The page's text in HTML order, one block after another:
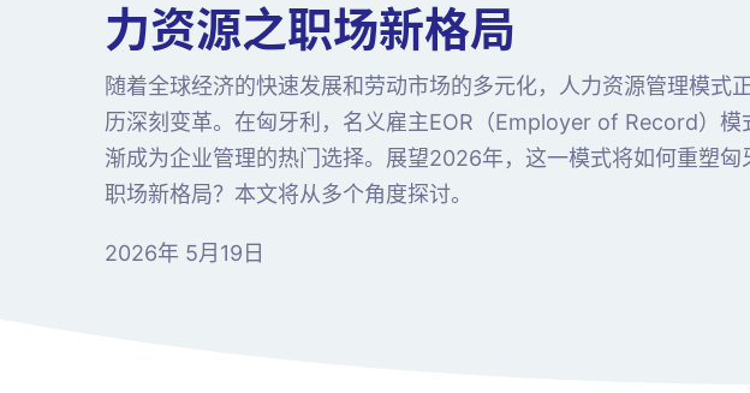
力资源之职场新格局
随着全球经济的快速发展和劳动市场的多元化，人力资源管理模式
历深刻变革。在匈牙利，名义雇主EOR（Employer of Record）模
渐成为企业管理的热门选择。展望2026年，这一模式将如何重塑匈
职场新格局？本文将从多个角度探讨。
2026年 5月19日